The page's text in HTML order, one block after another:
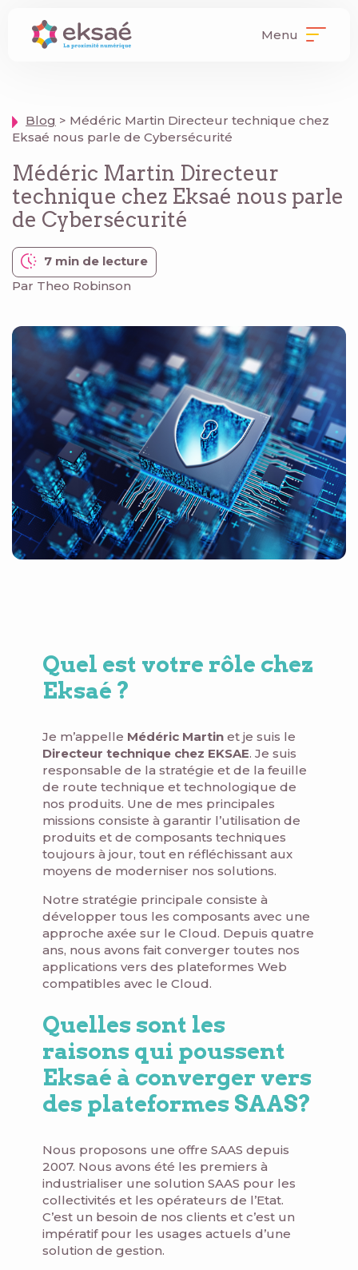
Menu
Blog > Médéric Martin Directeur technique chez
Eksaé nous parle de Cybersécurité
Médéric Martin Directeur
technique chez Eksaé nous parle
de Cybersécurité
7 min de lecture
Par Theo Robinson
Quel est votre rôle chez
Eksaé ?
Je m’appelle Médéric Martin et je suis le
Directeur technique chez EKSAE. Je suis
responsable de la stratégie et de la feuille
de route technique et technologique de
nos produits. Une de mes principales
missions consiste à garantir l’utilisation de
produits et de composants techniques
toujours à jour, tout en réfléchissant aux
moyens de moderniser nos solutions.
Notre stratégie principale consiste à
développer tous les composants avec une
approche axée sur le Cloud. Depuis quatre
ans, nous avons fait converger toutes nos
applications vers des plateformes Web
compatibles avec le Cloud.
Quelles sont les
raisons qui poussent
Eksaé à converger vers
des plateformes SAAS?
Nous proposons une offre SAAS depuis
2007. Nous avons été les premiers à
industrialiser une solution SAAS pour les
collectivités et les opérateurs de l’Etat.
C’est un besoin de nos clients et c’est un
impératif pour les usages actuels d’une
solution de gestion.